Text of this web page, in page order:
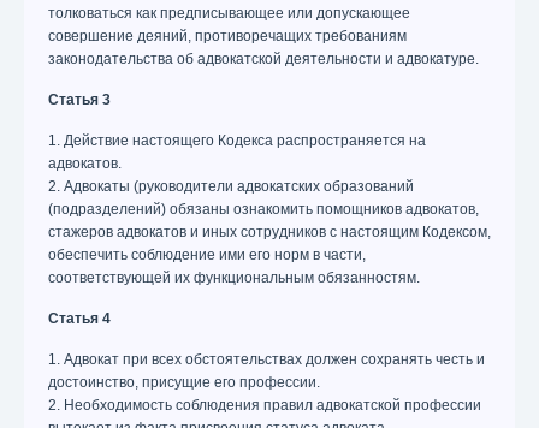
толковаться как предписывающее или допускающее
совершение деяний, противоречащих требованиям
законодательства об адвокатской деятельности и адвокатуре.
Статья 3
1. Действие настоящего Кодекса распространяется на
адвокатов.
2. Адвокаты (руководители адвокатских образований
(подразделений) обязаны ознакомить помощников адвокатов,
стажеров адвокатов и иных сотрудников с настоящим Кодексом,
обеспечить соблюдение ими его норм в части,
соответствующей их функциональным обязанностям.
Статья 4
1. Адвокат при всех обстоятельствах должен сохранять честь и
достоинство, присущие его профессии.
2. Необходимость соблюдения правил адвокатской профессии